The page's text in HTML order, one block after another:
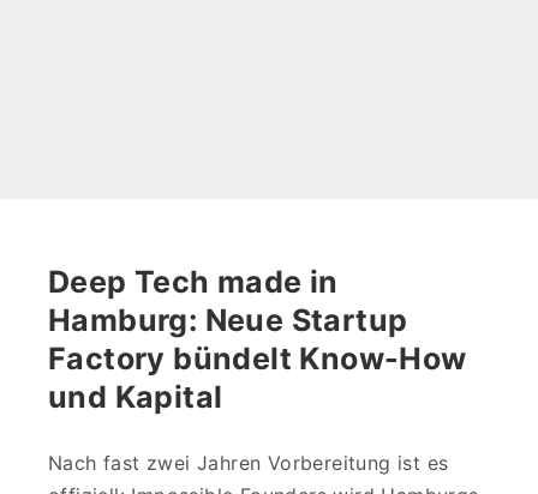
Deep Tech made in
Hamburg: Neue Startup
Factory bündelt Know-How
und Kapital
Nach fast zwei Jahren Vorbereitung ist es